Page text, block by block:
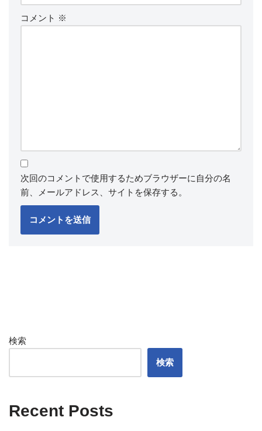
コメント ※
次回のコメントで使用するためブラウザーに自分の名
前、メールアドレス、サイトを保存する。
検索
検索
Recent Posts